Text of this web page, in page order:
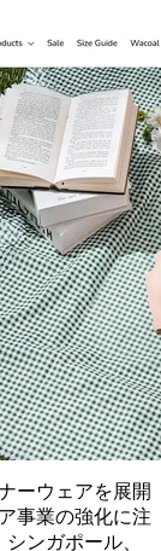
ーウェアを展開
事業の強化に注
ンガポール、